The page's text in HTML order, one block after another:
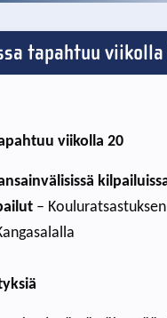
tapahtuu viikolla
viikolla 20
–